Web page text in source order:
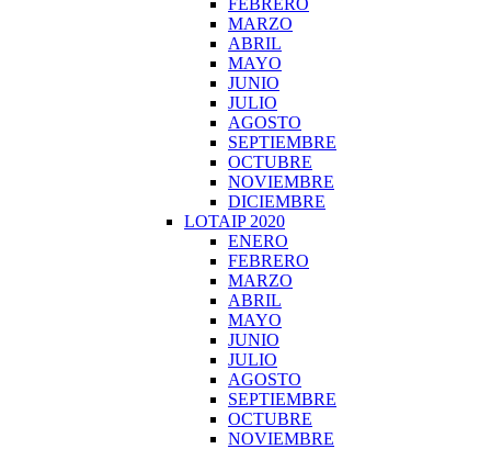
FEBRERO
MARZO
ABRIL
MAYO
JUNIO
JULIO
AGOSTO
SEPTIEMBRE
OCTUBRE
NOVIEMBRE
DICIEMBRE
LOTAIP 2020
ENERO
FEBRERO
MARZO
ABRIL
MAYO
JUNIO
JULIO
AGOSTO
SEPTIEMBRE
OCTUBRE
NOVIEMBRE